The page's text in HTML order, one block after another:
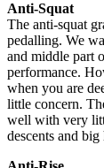
Anti-Squat
The anti-squat
pedalling. We
and middle part
performance.
when you are
little concern.
well with very
descents and big